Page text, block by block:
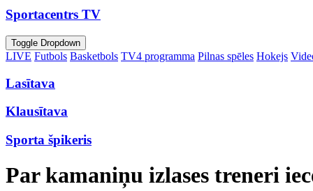
Sportacentrs TV
Toggle Dropdown
LIVE Futbols Basketbols TV4 programma Pilnas spēles Hokejs
Lasītava
Klausītava
Sporta špikeris
Par kamaniņu izlases treneri